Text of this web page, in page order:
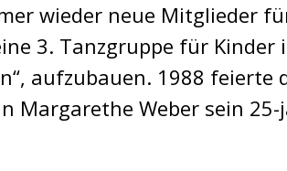
wieder neue Mitglieder
3. Tanzgruppe für Kinder
aufzubauen. 1988 feierte
Margarethe Weber sein 25-